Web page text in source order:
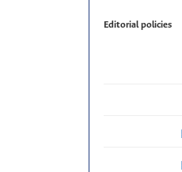
Editorial policies